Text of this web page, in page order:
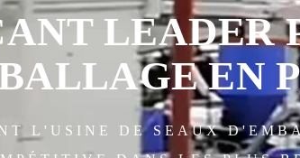
LEADER
EN
L'USINE DE SEAUX